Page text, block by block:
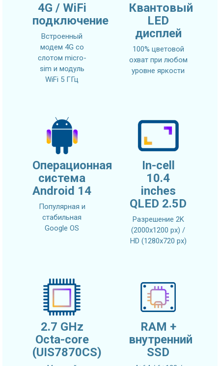
4G / WiFi
подключение
Встроенный
модем 4G со
слотом micro-
sim и модуль
WiFi 5 ГГц
Квантовый
LED
дисплей
100% цветовой
охват при любом
уровне яркости
Операционная
система
Android 14
Популярная и
стабильная
Google OS
In-cell
10.4
inches
QLED 2.5D
Разрешение 2K
(2000x1200 px) /
HD (1280x720 px)
2.7 GHz
Octa-core
(UIS7870CS)
RAM +
внутренний
SSD